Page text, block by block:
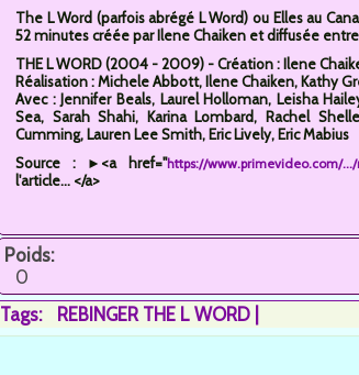
The L Word (parfois abrégé L Word) ou Elles au
52 minutes créée par Ilene Chaiken et diffusée
THE L WORD (2004 - 2009) - Création : Ilene
Réalisation : Michele Abbott, Ilene Chaiken, Kathy
Avec : Jennifer Beals, Laurel Holloman, Leisha
Sea, Sarah Shahi, Karina Lombard, Rachel
Cumming, Lauren Lee Smith, Eric Lively, Eric Mabius
Source : ►<a href="https://www.primevideo.com/
l'article... </a>
Poids:
0
Tags:
REBINGER THE L WORD